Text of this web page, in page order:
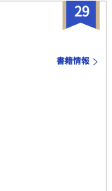
向けの物語です【重
時々掲載していま
29
書籍情報